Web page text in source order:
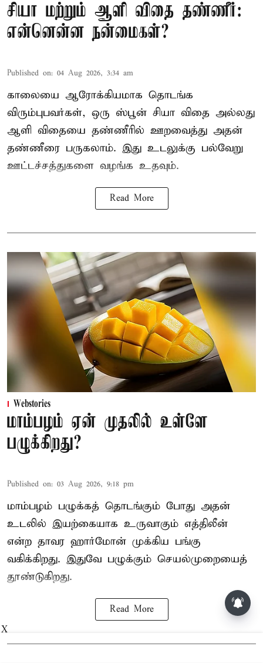
சியா மற்றும் ஆளி விதை தண்ணீர்:
என்னென்ன நன்மைகள்?
Published on: 04 Aug 2026, 3:34 am
காலையை ஆரோக்கியமாக தொடங்க
விரும்புபவர்கள், ஒரு ஸ்பூன் சியா விதை அல்லது
ஆளி விதையை தண்ணீரில் ஊறவைத்து அதன்
தண்ணீரை பருகலாம். இது உடலுக்கு பல்வேறு
ஊட்டச்சத்துகளை வழங்க உதவும்.
Read More
Webstories
மாம்பழம் ஏன் முதலில் உள்ளே
பழுக்கிறது?
Published on: 03 Aug 2026, 9:18 pm
மாம்பழம் பழுக்கத் தொடங்கும் போது அதன்
உடலில் இயற்கையாக உருவாகும் எத்திலீன்
என்ற தாவர ஹார்மோன் முக்கிய பங்கு
வகிக்கிறது. இதுவே பழுக்கும் செயல்முறையைத்
தூண்டுகிறது.
Read More
X
மாலையில் தங்கம் விலை அதிரடி
உயர்வு